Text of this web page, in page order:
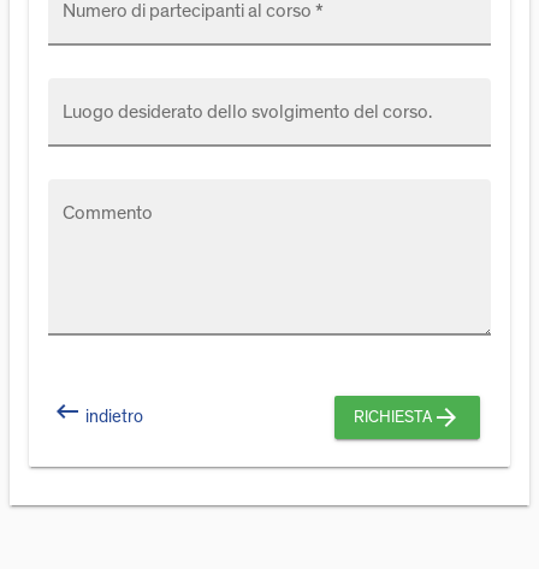
Numero di partecipanti al corso *
Luogo desiderato dello svolgimento del corso.
Commento
keyboard_backspace indietro RICHIESTA arrow_forward